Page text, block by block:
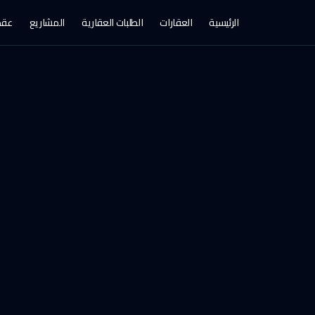
الرئيسية العقارات الطلبات العقارية المشاريع